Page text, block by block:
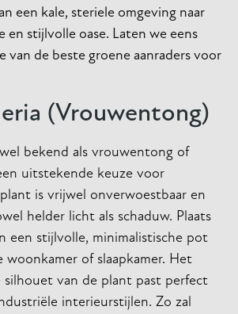
een kale, steriele omgeving naar
en stijlvolle oase. Laten we eens
van de beste groene aanraders voor
(Vrouwentong)
bekend als vrouwentong of
uitstekende keuze voor
is vrijwel onverwoestbaar en
helder licht als schaduw. Plaats
een stijlvolle, minimalistische pot
woonkamer of slaapkamer. Het
silhouet van de plant past perfect
interieurstijlen. Zo zal